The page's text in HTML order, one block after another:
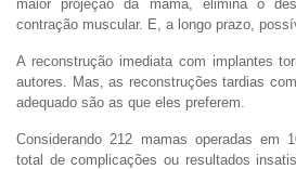
maior projeção da mama, elimina o
contração muscular. E, a longo prazo,
A reconstrução imediata com implantes
autores. Mas, as reconstruções tardias
adequado são as que eles preferem.
Considerando 212 mamas operadas em
total de complicações ou resultados